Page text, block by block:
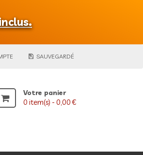
SAUVEGARDÉ
Votre panier
0 item(s) - 0,00 €